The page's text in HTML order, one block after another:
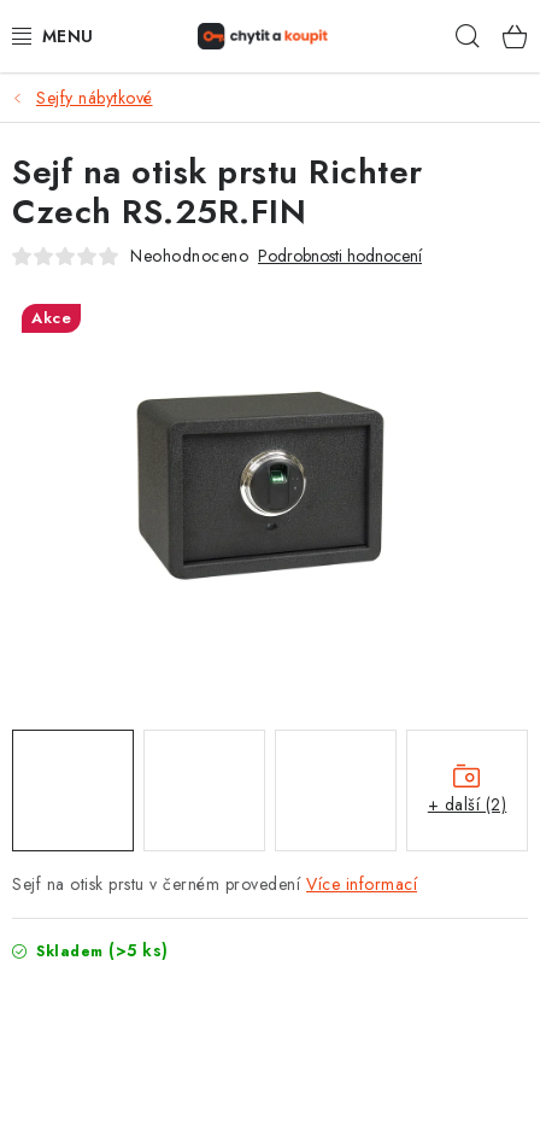
na
DŮM, BYT, ZAHRADA
ZÁMEČNICTVÍ - ZABEZPEČENÍ
KANCELÁŘ
PROTIPOŽÁRNÍ BATERIOVÉ TREZORY NA LITHIOVÉ
VELKOOBCHOD
STÁTNÍ INSTITUCE
Sejfy nábytkové
Sejf na otisk prstu v černém provedení Více informací
Skladem (>5 ks)
Sejf na otisk prstu Richter
Czech RS.25R.FIN
Neohodnoceno Podrobnosti hodnocení
Akce
+ další (2)